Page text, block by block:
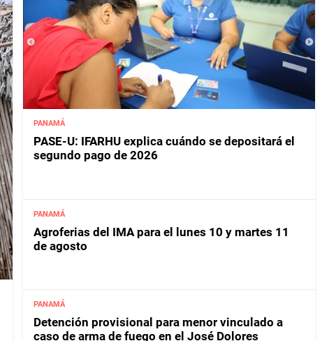
PANAMÁ
PASE-U: IFARHU explica cuándo se depositará el
segundo pago de 2026
PANAMÁ
Agroferias del IMA para el lunes 10 y martes 11
de agosto
PANAMÁ
Detención provisional para menor vinculado a
caso de arma de fuego en el José Dolores